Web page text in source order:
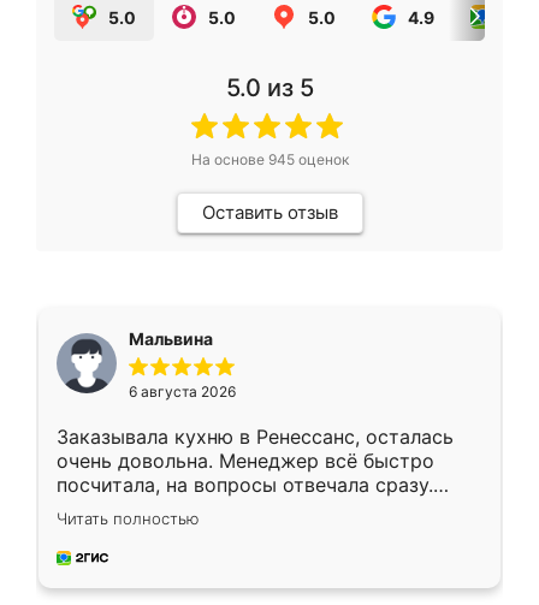
5.0 5.0 5.0 4.9
5.0 из 5
На основе 945оценок
Оставить отзыв
Мальвина
6 августа 2026
Заказывала кухню в Ренессанс, осталась
очень довольна. Менеджер всё быстро
посчитала, на вопросы отвечала сразу.
Замерщик приехал в субботу, подошёл к
делу со всей ответственностью. Собрали
за день, ребята работали аккуратно, даже
Читать полностью